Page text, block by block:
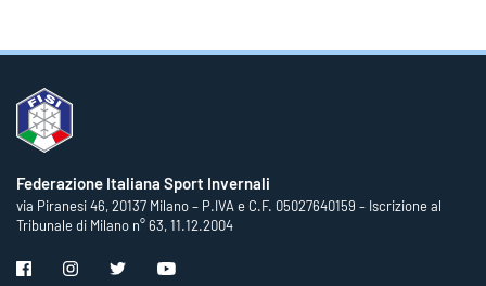
Federazione Italiana Sport Invernali
via Piranesi 46, 20137 Milano – P.IVA e C.F. 05027640159 – Iscrizione al
Tribunale di Milano n° 63, 11.12.2004